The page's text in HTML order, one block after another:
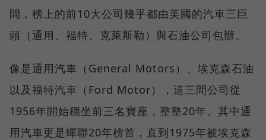
間，榜上的前10大公司幾乎都由美國的汽車三巨
頭（通用、福特、克萊斯勒）與石油公司包辦。
像是通用汽車（General Motors）、埃克森石油
以及福特汽車（Ford Motor），這三間公司從
1956年開始穩坐前三名寶座，整整20年。其中通
用汽車更是蟬聯20年榜首，直到1975年被埃克森